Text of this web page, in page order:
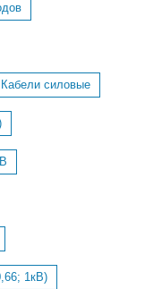
Кабели силовые
1кВ)